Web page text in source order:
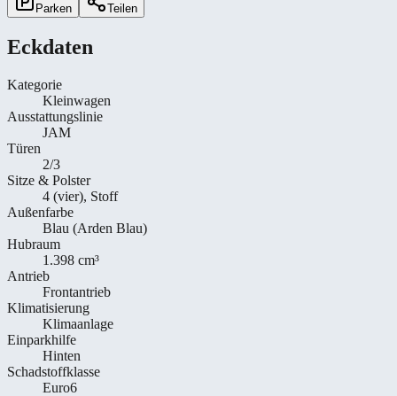
Parken Teilen
Eckdaten
Kategorie
Kleinwagen
Ausstattungslinie
JAM
Türen
2/3
Sitze & Polster
4 (vier), Stoff
Außenfarbe
Blau (Arden Blau)
Hubraum
1.398 cm³
Antrieb
Frontantrieb
Klimatisierung
Klimaanlage
Einparkhilfe
Hinten
Schadstoffklasse
Euro6